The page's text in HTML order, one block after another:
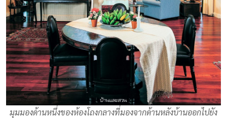
มุมมองด้านหนึ่งของห้องโถงกลางที่มองจากด้านหลังบ้านออกไปยัง